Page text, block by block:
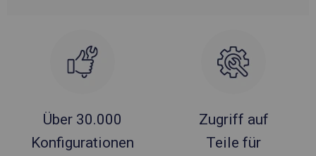
Über 30.000
Konfigurationen
Zugriff auf
Teile für